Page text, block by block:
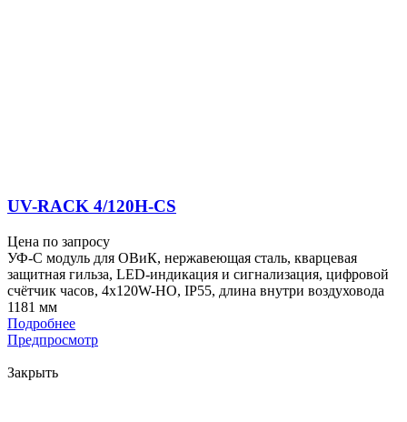
UV-RACK 4/120H-CS
Цена по запросу
УФ-С модуль для ОВиК, нержавеющая сталь, кварцевая
защитная гильза, LED-индикация и сигнализация, цифровой
счётчик часов, 4x120W-HO, IP55, длина внутри воздуховода
1181 мм
Подробнее
Предпросмотр
Закрыть